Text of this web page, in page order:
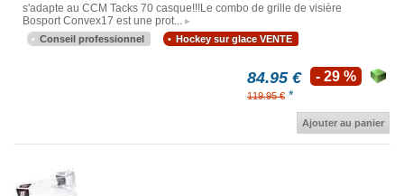
s'adapte au CCM Tacks 70 casque!!!Le combo de grille de visière
Bosport Convex17 est une prot...
Conseil professionnel Hockey sur glace VENTE
84.95 €
119.95 € *
- 29 %
Ajouter au panier